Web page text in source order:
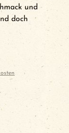
und
doch